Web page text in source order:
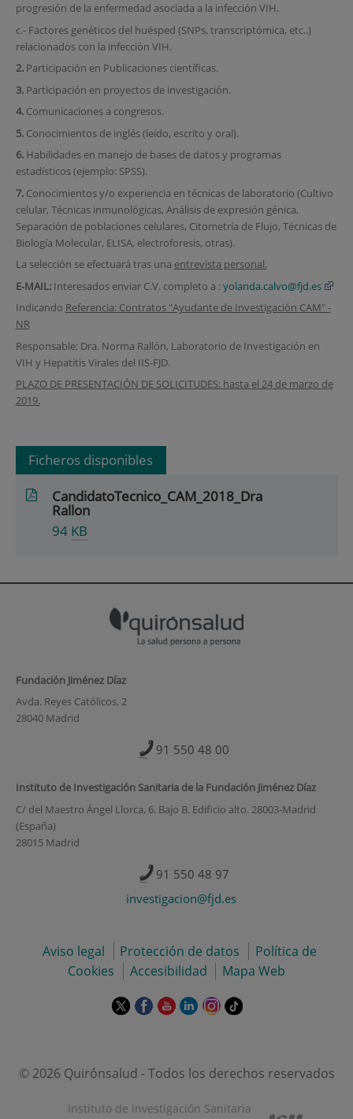
progresión de la enfermedad asociada a la infección VIH.
c.- Factores genéticos del huésped (SNPs, transcriptómica, etc..)
relacionados con la infección VIH.
2.Participación en Publicaciones científicas.
3.Participación en proyectos de investigación.
4.Comunicaciones a congresos.
5.Conocimientos de inglés (leído, escrito y oral).
6.Habilidades en manejo de bases de datos y programas
estadísticos (ejemplo: SPSS).
7.Conocimientos y/o experiencia en técnicas de laboratorio (Cultivo
celular, Técnicas inmunológicas, Análisis de expresión génica,
Separación de poblaciones celulares, Citometría de Flujo, Técnicas de
Biología Molecular, ELISA, electroforesis, otras).
La selección se efectuará tras una entrevista personal.
E‐MAIL: Interesados enviar C.V. completo a :yolanda.calvo@fjd.es
Indicando Referencia: Contratos "Ayudante de Investigación CAM" -
NR
Responsable: Dra. Norma Rallón, Laboratorio de Investigación en
VIH y Hepatitis Virales del IIS-FJD.
PLAZO DE PRESENTACIÓN DE SOLICITUDES: hasta el 24 de marzo de
2019.
Ficheros disponibles
CandidatoTecnico_CAM_2018_Dra
Rallon
94 KB
Fundación Jiménez Díaz
Avda. Reyes Católicos, 2
28040 Madrid
91 550 48 00
Instituto de Investigación Sanitaria de la Fundación Jiménez Díaz
C/ del Maestro Ángel Llorca, 6. Bajo B. Edificio alto. 28003-Madrid
(España)
28015 Madrid
91 550 48 97
investigacion@fjd.es
Aviso legal Protección de datos
Política de
Cookies
Accesibilidad Mapa Web
Este
en
ventana
Este
en
ventana
Este
en
ventana
Este
en
ventana
Este
en
ventana
Enlace
externa.
© 2026 Quirónsalud - Todos los derechos reservados
Instituto de Investigación Sanitaria